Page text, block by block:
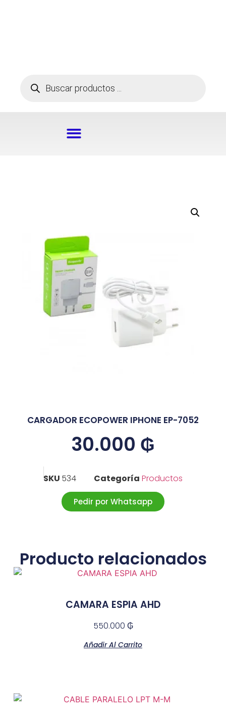
CARGADOR ECOPOWER IPHONE EP-7052
30.000 ₲
SKU 534 Categoría Productos
Pedir por Whatsapp
Producto relacionados
CAMARA ESPIA AHD
550.000 ₲
Añadir Al Carrito